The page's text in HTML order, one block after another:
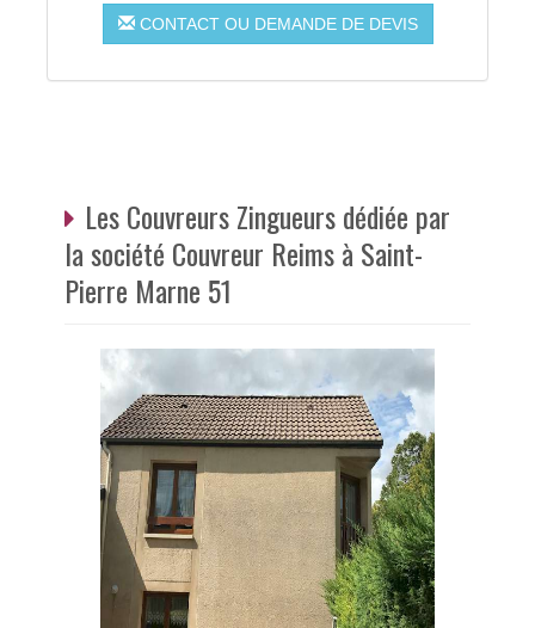
CONTACT OU DEMANDE DE DEVIS
Les Couvreurs Zingueurs dédiée par
la société Couvreur Reims à Saint-
Pierre Marne 51